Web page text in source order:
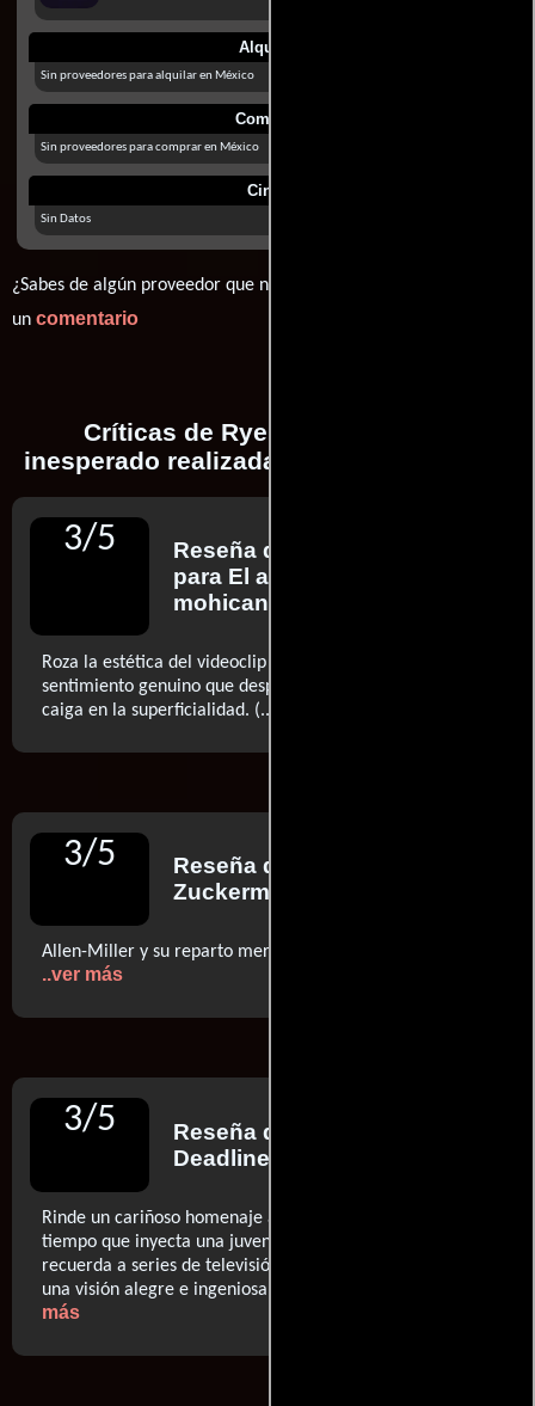
Alquilar
Sin proveedores para alquilar en México
Comprar
Sin proveedores para comprar en México
Cines
Sin Datos
¿Sabes de algún proveedor que no estamos mostrando? déjanos
un comentario
Críticas de Rye Lane: Un amor
inesperado realizadas por profesionales
3/5 Reseña de
para El antepenúltimo
mohicano
Roza la estética del videoclip (…) sin embargo el
sentimiento genuino que desprende la película evita que
caiga en la superficialidad. (...)
3/5 Reseña de
Zuckerman
Allen-Miller y su reparto merecen con creces tu atención
..ver más
3/5 Reseña de
Deadline
Rinde un cariñoso homenaje a sus predecesoras, al
tiempo que inyecta una juvenil energía británica que
recuerda a series de televisión como 'Skins', ofreciendo
una visión alegre e ingeniosa de la vida y el amor
más